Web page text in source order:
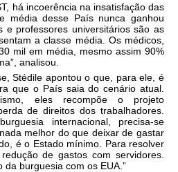
há incoerência na insatisfação das
média desse País nunca ganhou
e professores universitários são as
a classe média. Os médicos,
mil em média, mesmo assim 90%
analisou.
Stédile apontou o que, para ele, é
que o País saia do cenário atual.
eles recompõe o projeto
de direitos dos trabalhadores.
internacional, precisa-se
melhor do que deixar de gastar
é o Estado mínimo. Para resolver
de gastos com servidores.
burguesia com os EUA.”